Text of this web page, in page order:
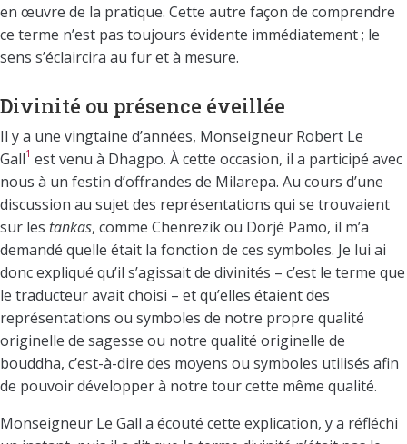
en œuvre de la pratique. Cette autre façon de comprendre
ce terme n’est pas toujours évidente immédiatement ; le
sens s’éclaircira au fur et à mesure.
Divinité ou présence éveillée
Il y a une vingtaine d’années, Monseigneur Robert Le
Gall1 est venu à Dhagpo. À cette occasion, il a participé avec
nous à un festin d’offrandes de Milarepa. Au cours d’une
discussion au sujet des représentations qui se trouvaient
sur les tankas, comme Chenrezik ou Dorjé Pamo, il m’a
demandé quelle était la fonction de ces symboles. Je lui ai
donc expliqué qu’il s’agissait de divinités – c’est le terme que
le traducteur avait choisi – et qu’elles étaient des
représentations ou symboles de notre propre qualité
originelle de sagesse ou notre qualité originelle de
bouddha, c’est-à-dire des moyens ou symboles utilisés afin
de pouvoir développer à notre tour cette même qualité.
Monseigneur Le Gall a écouté cette explication, y a réfléchi